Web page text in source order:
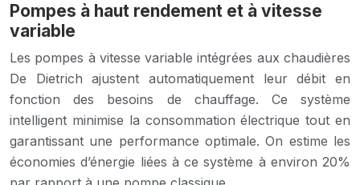
Pompes à haut rendement et à vitesse
variable
Les pompes à vitesse variable intégrées aux chaudières
De Dietrich ajustent automatiquement leur débit en
fonction des besoins de chauffage. Ce système
intelligent minimise la consommation électrique tout en
garantissant une performance optimale. On estime les
économies d’énergie liées à ce système à environ 20%